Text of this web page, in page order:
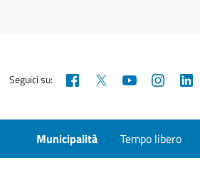
Seguici su: Facebook YouTube
Municipalità Tempo libero